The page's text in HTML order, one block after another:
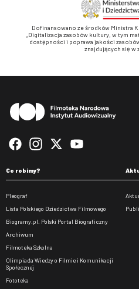
Dofinansowano ze środków Ministra
„Digitalizacja zasobów kultury, w tym
dostępności i poprawa jakości
znajdujących się w
Co robimy?
Pleograf
Lista Polskiego Dziedzictwa Filmowego
Biogramy.pl. Polski Portal Biograficzny
Archiwum
Filmoteka Szkolna
Olimpiada Wiedzy o Filmie i Komunikacji
Społecznej
Fototeka